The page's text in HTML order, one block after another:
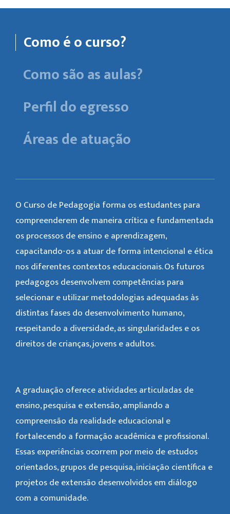
Como é o curso?
Como são as aulas?
Perfil do egresso
Áreas de atuação
O Curso de Pedagogia forma os estudantes para
compreenderem de maneira crítica e fundamentada
os processos de ensino e aprendizagem,
capacitando-os a atuar de forma intencional e ética
nos diferentes contextos educacionais. Os futuros
pedagogos desenvolvem competências para
selecionar e utilizar metodologias adequadas às
distintas fases do desenvolvimento humano,
respeitando a diversidade, as singularidades e os
direitos de crianças, jovens e adultos.
A graduação oferece atividades articuladas de
ensino, pesquisa e extensão, ampliando a
compreensão da realidade educacional e
fortalecendo a formação acadêmica e profissional.
Essas experiências ocorrem por meio de estudos
orientados, grupos de pesquisa, iniciação científica e
projetos de extensão desenvolvidos em diálogo
com a comunidade.